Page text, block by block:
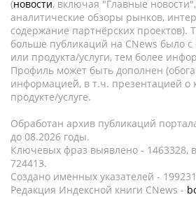
(новости, включая "Главные новости",
аналитические обзоры рынков,
содержание партнёрских проектов).
больше публикаций на CNews было
или продукта/услуги, тем более
Профиль может быть дополнен
информацией, в т.ч. презентацией о
продукте/услуге.
Обработан архив публикаций
до 08.2026 годы.
Ключевых фраз выявлено - 1463328,
724413.
Создано именных указателей -
Редакция Индексной книги CNews -